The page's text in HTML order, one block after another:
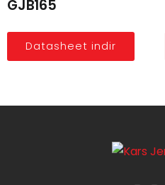
GJB165
Datasheet indir